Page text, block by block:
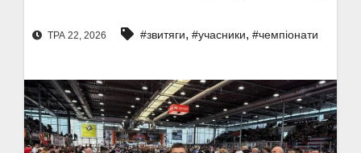
ТРА 22, 2026 #звитяги, #учасники, #чемпіонати